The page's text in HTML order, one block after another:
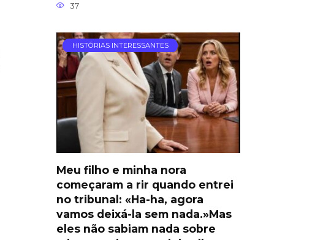
37
HISTÓRIAS INTERESSANTES
Meu filho e minha nora
começaram a rir quando entrei
no tribunal: «Ha-ha, agora
vamos deixá-la sem nada.»Mas
eles não sabiam nada sobre